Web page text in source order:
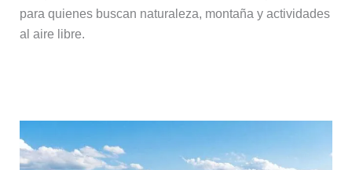
para quienes buscan naturaleza, montaña y actividades
al aire libre.